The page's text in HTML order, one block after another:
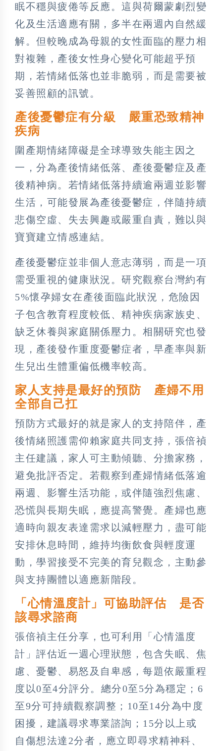
眠不穩與疲倦等反應。這與荷爾蒙劇烈變
化及生活適應有關，多半在兩週內自然緩
解。但較晚成為母親的女性面臨的壓力相
對複雜，產後女性身心變化可能超乎預
期，若情緒低落也並非脆弱，而是需要被
妥善照顧的訊號。
產後憂鬱症有分級 嚴重恐致精神
疾病
圍產期情緒障礙是全球導致失能主因之
一，分為產後情緒低落、產後憂鬱症及產
後精神病。若情緒低落持續逾兩週並影響
生活，可能發展為產後憂鬱症，伴隨持續
悲傷空虛、失去興趣或嚴重自責，難以與
寶寶建立情感連結。
產後憂鬱症並非個人意志薄弱，而是一項
需受重視的健康狀況。研究觀察台灣約有
5%懷孕婦女在產後面臨此狀況，危險因
子包含教育程度較低、精神疾病家族史、
缺乏休養與家庭關係壓力。相關研究也發
現，產後發作重度憂鬱症者，早產率與新
生兒出生體重偏低機率較高。
家人支持是最好的預防 產婦不用
全部自己扛
預防方式最好的就是家人的支持陪伴，產
後情緒照護需仰賴家庭共同支持，張倍禎
主任建議，家人可主動傾聽、分擔家務，
避免批評否定。若觀察到產婦情緒低落逾
兩週、影響生活功能，或伴隨強烈焦慮、
恐慌與長期失眠，應提高警覺。產婦也應
適時向親友表達需求以減輕壓力，盡可能
安排休息時間，維持均衡飲食與輕度運
動，學習接受不完美的育兒觀念，主動參
與支持團體以適應新階段。
「心情溫度計」可協助評估 是否
該尋求諮商
張倍禎主任分享，也可利用「心情溫度
計」評估近一週心理狀態，包含失眠、焦
慮、憂鬱、易怒及自卑感，每題依嚴重程
度以0至4分評分。總分0至5分為穩定；6
至9分可持續觀察調整；10至14分為中度
困擾，建議尋求專業諮詢；15分以上或
自傷想法達2分者，應立即尋求精神科、